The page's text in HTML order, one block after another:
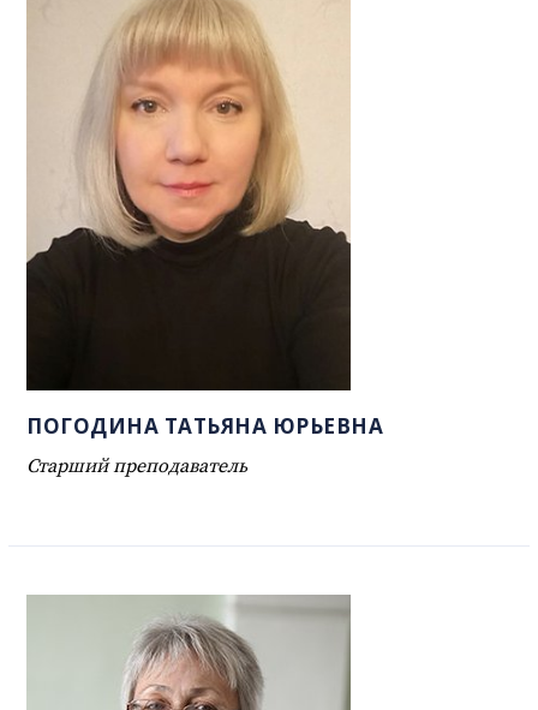
ПОГОДИНА ТАТЬЯНА ЮРЬЕВНА
Старший преподаватель